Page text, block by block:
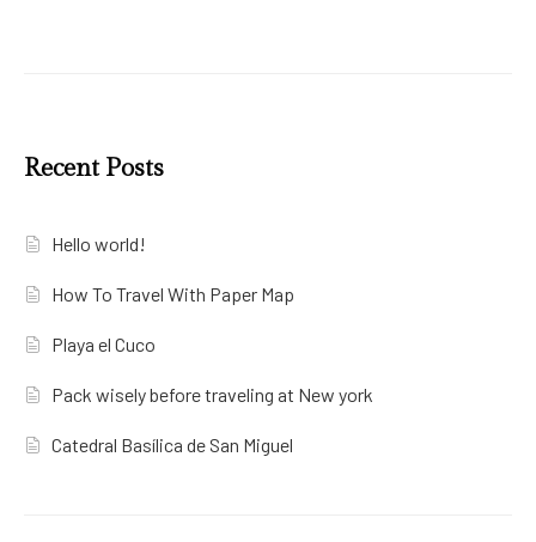
Recent Posts
Hello world!
How To Travel With Paper Map
Playa el Cuco
Pack wisely before traveling at New york
Catedral Basílica de San Miguel